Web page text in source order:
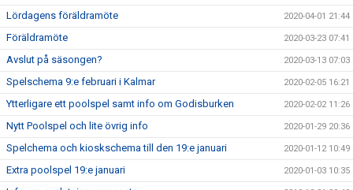
Lördagens föräldramöte 2020-04-01 21:44
Föräldramöte 2020-03-23 07:41
Avslut på säsongen? 2020-03-13 07:03
Spelschema 9:e februari i Kalmar 2020-02-05 16:21
Ytterligare ett poolspel samt info om Godisburken 2020-02-02 11:26
Nytt Poolspel och lite övrig info 2020-01-29 20:36
Spelchema och kioskschema till den 19:e januari 2020-01-12 10:49
Extra poolspel 19:e januari 2020-01-03 10:35